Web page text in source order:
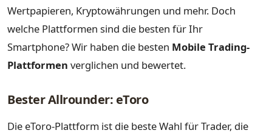
Wertpapieren, Kryptowährungen und mehr. Doch
welche Plattformen sind die besten für Ihr
Smartphone? Wir haben die besten Mobile Trading-
Plattformen verglichen und bewertet.
Bester Allrounder: eToro
Die eToro-Plattform ist die beste Wahl für Trader, die